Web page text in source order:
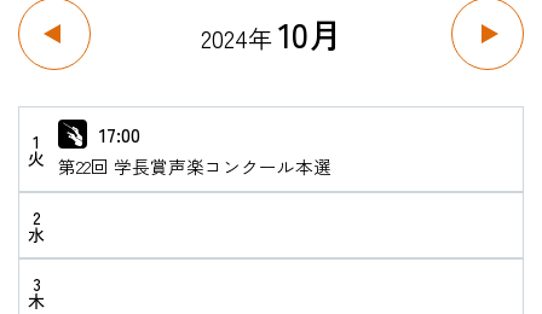
大学・短大
学科・コース
修士・博士
2024年10月
1
火
17:00
第22回 学長賞声楽コンクール本選
2
水
3
木